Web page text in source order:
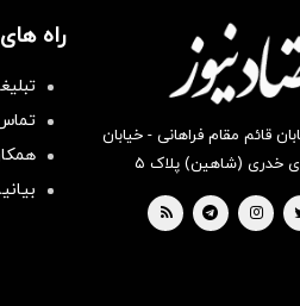
قائم مقام فراهانی - خیابان
خدری (شاهین) پلاک ۵
راه